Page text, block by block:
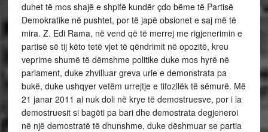
duhet të mos shajë e shpifë kundër çdo bëme të Partisë
Demokratike në pushtet, por të japë obsionet e saj më të
mira. Z. Edi Rama, në vend që të merrej me rigjenerimin e
partisë së tij këto tetë vjet të qëndrimit në opozitë, kreu
veprime shumë të dëmshme politike duke mos hyrë në
parlament, duke zhvilluar greva urie e demonstrata pa
bukë, duke ushqyer vetëm urrejtje e tifozllëk të sëmurë. Më
21 janar 2011 ai nuk doli në krye të demostruesve, por i la
demostruesit si bagëti pa bari dhe demostrata degjeneroi
në një demostratë të dhunshme, duke dëshmuar se partia